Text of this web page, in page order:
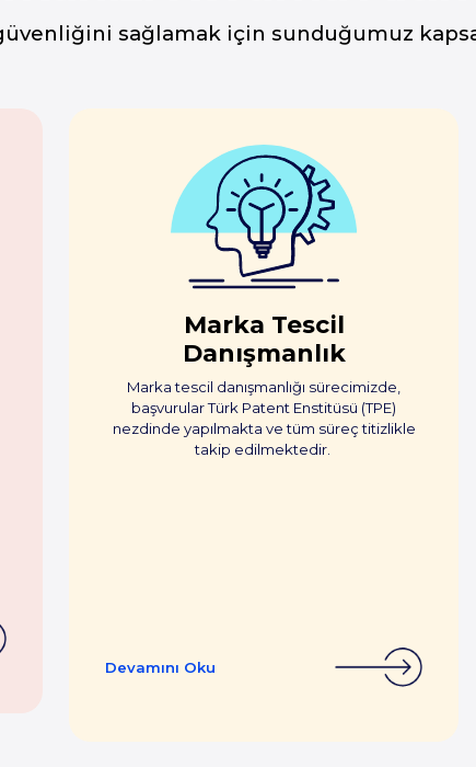
sağlamak için sunduğumuz
Marka Tescil
Danışmanlık
Marka tescil danışmanlığı sürecimizde,
başvurular Türk Patent Enstitüsü (TPE)
nezdinde yapılmakta ve tüm süreç titizlikle
takip edilmektedir.
Devamını Oku